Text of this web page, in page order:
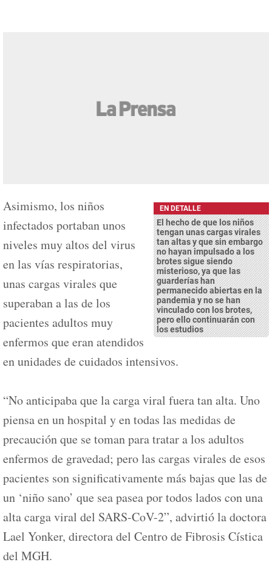
EN DETALLE
El hecho de que los niños
tengan unas cargas virales
tan altas y que sin embargo
no hayan impulsado a los
brotes sigue siendo
misterioso, ya que las
guarderías han
permanecido abiertas en la
pandemia y no se han
vinculado con los brotes,
pero ello continuarán con
los estudios
Asimismo, los niños
infectados portaban unos
niveles muy altos del virus
en las vías respiratorias,
unas cargas virales que
superaban a las de los
pacientes adultos muy
enfermos que eran atendidos
en unidades de cuidados intensivos.
“No anticipaba que la carga viral fuera tan alta. Uno
piensa en un hospital y en todas las medidas de
precaución que se toman para tratar a los adultos
enfermos de gravedad; pero las cargas virales de esos
pacientes son significativamente más bajas que las de
un ‘niño sano’ que sea pasea por todos lados con una
alta carga viral del SARS-CoV-2”, advirtió la doctora
Lael Yonker, directora del Centro de Fibrosis Cística
del MGH.